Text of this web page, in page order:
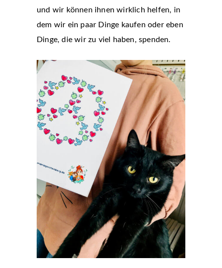
und wir können ihnen wirklich helfen, in
dem wir ein paar Dinge kaufen oder eben
Dinge, die wir zu viel haben, spenden.